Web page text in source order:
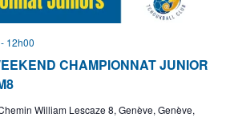
CHAMPIONNAT JUNIOR
- 12h00
William Lescaze 8, Genève, Genève,